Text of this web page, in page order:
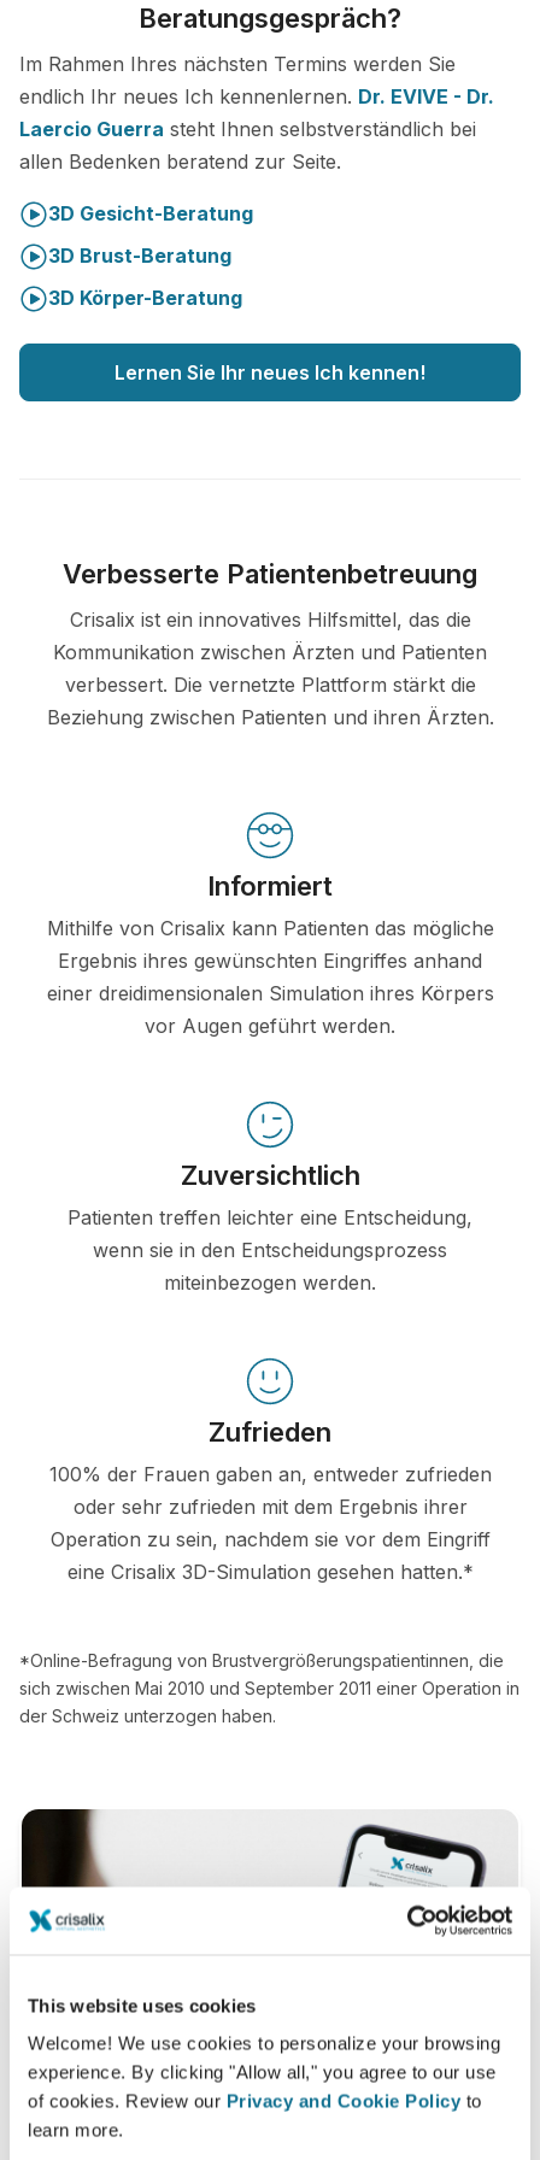
This website uses cookies
Welcome! We use cookies to personalize your browsing
experience. By clicking "Allow all," you agree to our use
of cookies. Review our Privacy and Cookie Policy to
learn more.
Beratungsgespräch?
Im Rahmen Ihres nächsten Termins werden Sie
endlich Ihr neues Ich kennenlernen. Dr. EVIVE - Dr.
Laercio Guerra steht Ihnen selbstverständlich bei
allen Bedenken beratend zur Seite.
3D Gesicht-Beratung
3D Brust-Beratung
3D Körper-Beratung
Lernen Sie Ihr neues Ich kennen!
Verbesserte Patientenbetreuung
Crisalix ist ein innovatives Hilfsmittel, das die
Kommunikation zwischen Ärzten und Patienten
verbessert. Die vernetzte Plattform stärkt die
Beziehung zwischen Patienten und ihren Ärzten.
Informiert
Mithilfe von Crisalix kann Patienten das mögliche
Ergebnis ihres gewünschten Eingriffes anhand
einer dreidimensionalen Simulation ihres Körpers
vor Augen geführt werden.
Zuversichtlich
Patienten treffen leichter eine Entscheidung,
wenn sie in den Entscheidungsprozess
miteinbezogen werden.
Zufrieden
100% der Frauen gaben an, entweder zufrieden
oder sehr zufrieden mit dem Ergebnis ihrer
Operation zu sein, nachdem sie vor dem Eingriff
eine Crisalix 3D-Simulation gesehen hatten.*
*Online-Befragung von Brustvergrößerungspatientinnen, die
sich zwischen Mai 2010 und September 2011 einer Operation in
der Schweiz unterzogen haben.